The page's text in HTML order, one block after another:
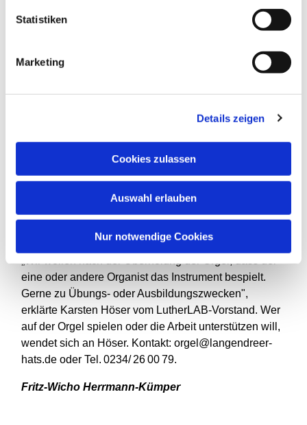
Statistiken
Marketing
Details zeigen
Cookies zulassen
Auswahl erlauben
Nur notwendige Cookies
veränderte 1980 die Orgelbaufirma Bernhard Koch die
romantisch gestimmte Orgel zu einem mehr barocken
Einzelne kamen hinzu.
Orgelbaumeister bei seiner Arbeit über die Schulter
funktioniert und durfte hier viel über ihren komplexen
Aufbau lernen", freute sich Albers. Pianist Jakobidze-
Gitman war danach ebenso begeistert von der
kompetenten Führung.
„Wir wollen nach der Überholung der Orgel, dass der
eine oder andere Organist das Instrument bespielt.
Gerne zu Übungs- oder Ausbildungszwecken",
erklärte Karsten Höser vom LutherLAB-Vorstand. Wer
auf der Orgel spielen oder die Arbeit unterstützen will,
wendet sich an Höser. Kontakt: orgel@langendreer-
hats.de oder Tel. 0234/ 26 00 79.
Fritz-Wicho Herrmann-Kümper